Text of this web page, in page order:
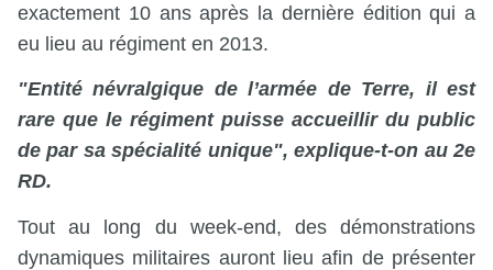
exactement 10 ans après la dernière édition qui a
eu lieu au régiment en 2013.
"Entité névralgique de l’armée de Terre, il est
rare que le régiment puisse accueillir du public
de par sa spécialité unique", explique-t-on au 2e
RD.
Tout au long du week-end, des démonstrations
dynamiques militaires auront lieu afin de présenter